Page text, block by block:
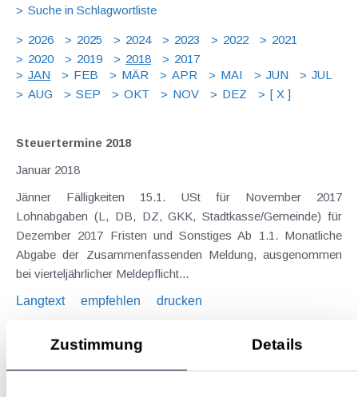
Zustimmung Details
Suche in Schlagwortliste
2026 2025 2024 2023 2022
2021
2020
2019 2018
2017
JAN
FEB MÄR APR MAI JUN
JUL
AUG
SEP OKT NOV DEZ [ X ]
Steuertermine 2018
Januar 2018
Jänner Fälligkeiten 15.1. USt für November 2017
Lohnabgaben (L, DB, DZ, GKK, Stadtkasse/Gemeinde) für
Dezember 2017 Fristen und Sonstiges Ab 1.1. Monatliche
Abgabe der Zusammenfassenden Meldung, ausgenommen
bei vierteljährlicher Meldepflicht...
Langtext
empfehlen drucken
Erwartete steuerliche Änderungen durch das neue